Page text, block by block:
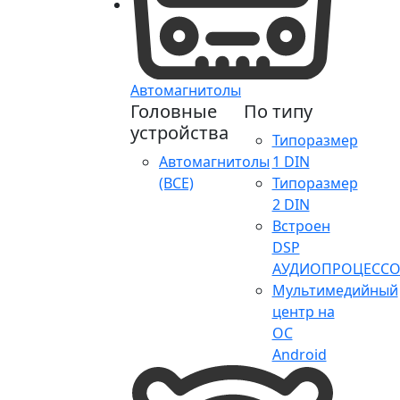
Автомагнитолы
Головные
устройства
Автомагнитолы
(ВСЕ)
По типу
Типоразмер
1 DIN
Типоразмер
2 DIN
Встроен
DSP
Мультимедийный
центр на
ОС
Android